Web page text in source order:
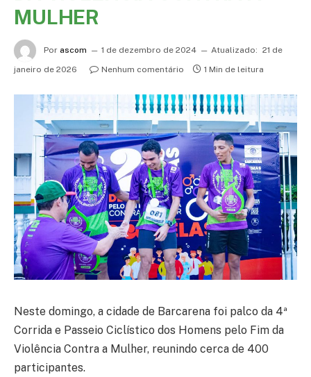
MULHER
Por ascom 1 de dezembro de 2024 Atualizado: 21 de
janeiro de 2026
Nenhum comentário 1 Min de leitura
Neste domingo, a cidade de Barcarena foi palco da 4ª
Corrida e Passeio Ciclístico dos Homens pelo Fim da
Violência Contra a Mulher, reunindo cerca de 400
participantes.